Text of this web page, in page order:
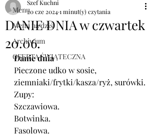
Menu
Menu na dziś
Archiwum
OFERTA ŚWIĄTECZNA
DANIE DNIA w czwartek
20.06.
Szef Kuchni
20 cze 20241 minut(y) czytania
Danie dnia
Pieczone udko w sosie,
ziemniaki/frytki/kasza/ryż, surówki.
Zupy:
Szczawiowa.
Botwinka.
Fasolowa.